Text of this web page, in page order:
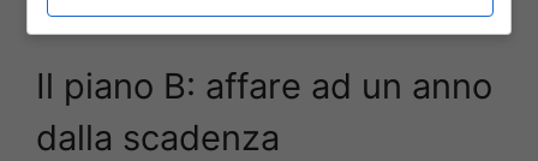
difficilissimo – capolavoro.
Il piano B: affare ad un anno
dalla scadenza